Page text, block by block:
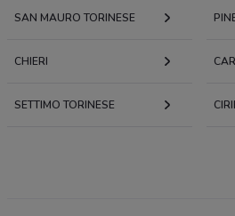
SAN MAURO TORINESE
CHIERI
SETTIMO TORINESE